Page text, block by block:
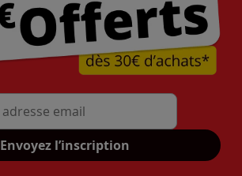
Mon adresse mail
Envoyez l’inscription